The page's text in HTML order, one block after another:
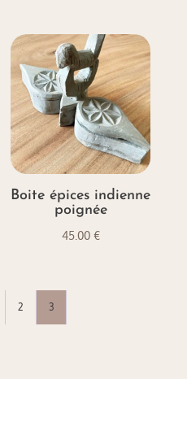
Boite épices indienne
poignée
45.00 €
2 3